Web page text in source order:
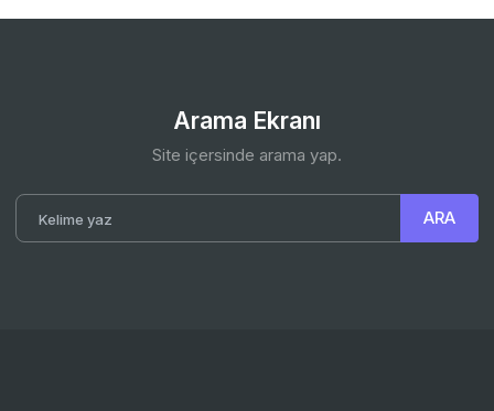
Arama Ekranı
Site içersinde arama yap.